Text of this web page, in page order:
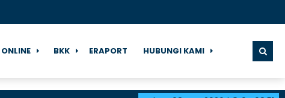
BKK ERAPORT HUBUNGI KAMI